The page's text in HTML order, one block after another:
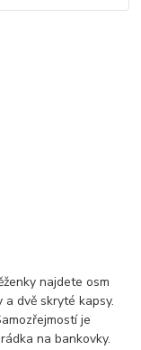
najdete osm
dvě skryté kapsy.
je
na bankovky.